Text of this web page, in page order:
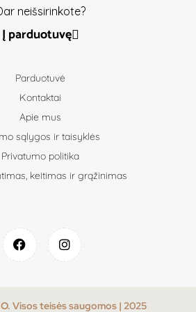
neišsirinkote?
Į parduotuvę
Parduotuvė
Kontaktai
Apie mus
sąlygos ir taisyklės
Privatumo politika
keitimas ir grąžinimas
Visos teisės saugomos | 2025